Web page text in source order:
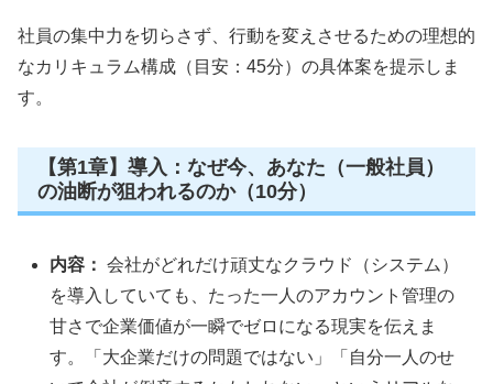
社員の集中力を切らさず、行動を変えさせるための理想的
なカリキュラム構成（目安：45分）の具体案を提示しま
す。
【第1章】導入：なぜ今、あなた（一般社員）
の油断が狙われるのか（10分）
内容： 会社がどれだけ頑丈なクラウド（システム）
を導入していても、たった一人のアカウント管理の
甘さで企業価値が一瞬でゼロになる現実を伝えま
す。「大企業だけの問題ではない」「自分一人のせ